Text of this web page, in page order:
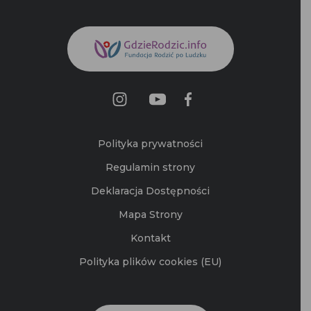
Polityka prywatności
Regulamin strony
Deklaracja Dostępności
Mapa Strony
Kontakt
Polityka plików cookies (EU)